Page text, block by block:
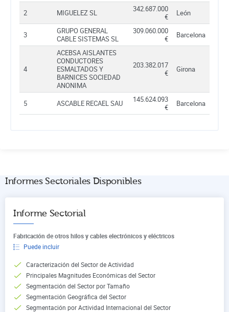
2 MIGUELEZ SL
342.687.000
€
León
3
GRUPO GENERAL
CABLE SISTEMAS SL
309.060.000
€
Barcelona
4
ACEBSA AISLANTES
CONDUCTORES
ESMALTADOS Y
BARNICES SOCIEDAD
ANONIMA
203.382.017
€
Girona
5 ASCABLE RECAEL SAU
145.624.093
€
Barcelona
Informes Sectoriales Disponibles
Informe Sectorial
Fabricación de otros hilos y cables electrónicos y eléctricos
Puede incluir
Caracterización del Sector de Actividad
Principales Magnitudes Económicas del Sector
Segmentación del Sector por Tamaño
Segmentación Geográfica del Sector
Segmentación por Actividad Internacional del Sector